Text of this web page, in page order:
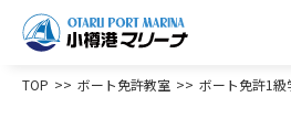
TOP ボート免許教室 ボート免許1級